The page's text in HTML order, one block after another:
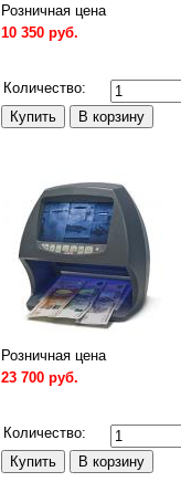
Розничная цена
10 350 руб.
Количество:
Розничная цена
23 700 руб.
Количество: